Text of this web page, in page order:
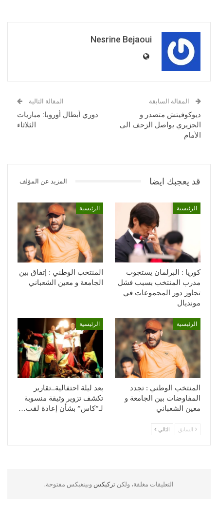
Nesrine Bejaoui
المقالة السابقة
ديوكوفيتش متصدر و
الجزيري يواصل الزحف الى
الأمام
المقالة التالية
دوري أبطال أوروبا: مباريات
الثلاثاء
قد يعجبك ايضا المزيد عن المؤلف
الرئيسية
كوريا : البرلمان يستجوب
مدرب المنتخب بسبب فشل
تجاوز دور المجموعات في
مونديال
الرئيسية
المنتخب الوطني : إتفاق بين
الجامعة و معين الشعباني
الرئيسية
المنتخب الوطني : تجدد
المفاوضات بين الجامعة و
معين الشعباني
الرئيسية
بعد ليلة احتفالية..تقارير
تكشف تزوير وثيقة منسوبة
لـ”كاس” بشأن إعادة لقب…
السابق التالي
التعليقات مغلقة، ولكن تركبكس وبينغبكس مفتوحة.